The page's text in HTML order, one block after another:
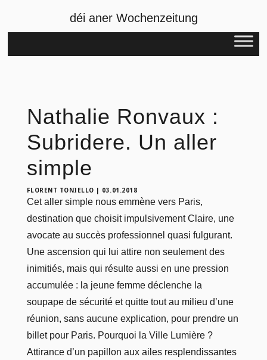
déi aner Wochenzeitung
Nathalie Ronvaux :
Subridere. Un aller
simple
FLORENT TONIELLO | 03.01.2018
Cet aller simple nous emmène vers Paris,
destination que choisit impulsivement Claire, une
avocate au succès professionnel quasi fulgurant.
Une ascension qui lui attire non seulement des
inimitiés, mais qui résulte aussi en une pression
accumulée : la jeune femme déclenche la
soupape de sécurité et quitte tout au milieu d’une
réunion, sans aucune explication, pour prendre un
billet pour Paris. Pourquoi la Ville Lumière ?
Attirance d’un papillon aux ailes resplendissantes